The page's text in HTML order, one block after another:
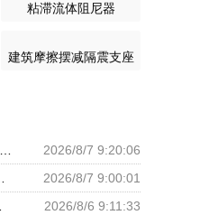
粘滞流体阻尼器
建筑摩擦摆减隔震支座
2026/8/7 9:20:06
2026/8/7 9:00:01
2026/8/6 9:11:33